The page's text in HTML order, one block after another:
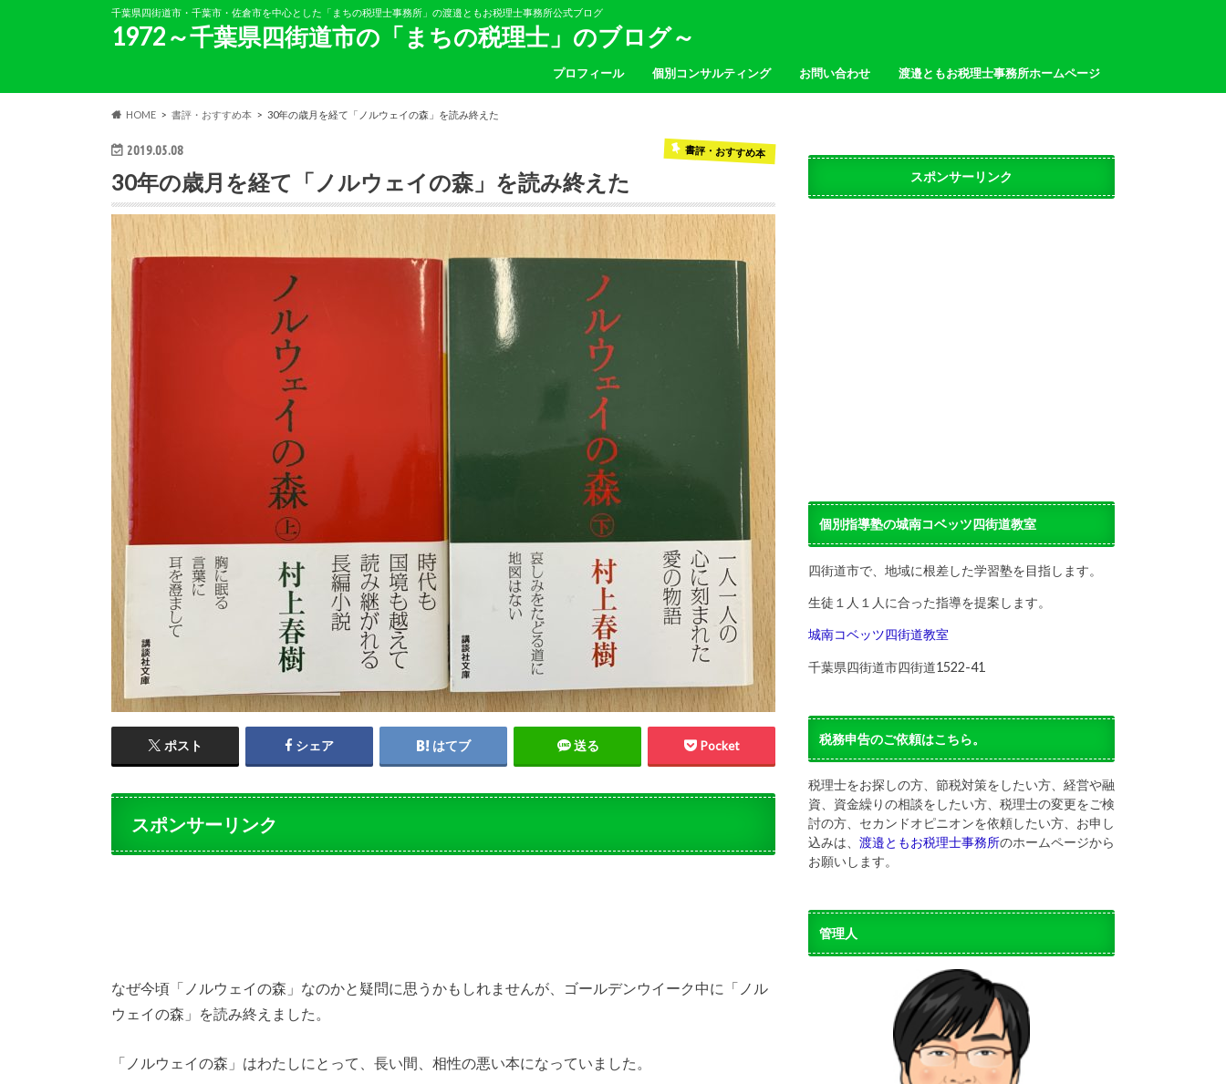
千葉県四街道市・千葉市・佐倉市を中心とした「まちの税理士事務所」の渡邉ともお税理士事務所公式ブログ
1972～千葉県四街道市の「まちの税理士」のブログ～
プロフィール 個別コンサルティング お問い合わせ 渡邉ともお税理士事務所ホームページ
HOME 書評・おすすめ本 30年の歳月を経て「ノルウェイの森」を読み終えた
2019.05.08 書評・おすすめ本
30年の歳月を経て「ノルウェイの森」を読み終えた
ポスト シェア はてブ 送る Pocket
スポンサーリンク
なぜ今頃「ノルウェイの森」なのかと疑問に思うかもしれませんが、ゴールデンウイーク中に「ノル
ウェイの森」を読み終えました。
「ノルウェイの森」はわたしにとって、長い間、相性の悪い本になっていました。
スポンサーリンク
個別指導塾の城南コベッツ四街道教室
四街道市で、地域に根差した学習塾を目指します。
生徒１人１人に合った指導を提案します。
城南コベッツ四街道教室
千葉県四街道市四街道1522-41
税務申告のご依頼はこちら。
税理士をお探しの方、節税対策をしたい方、経営や融
資、資金繰りの相談をしたい方、税理士の変更をご検
討の方、セカンドオピニオンを依頼したい方、お申し
込みは、 渡邉ともお税理士事務所のホームページから
お願いします。
管理人